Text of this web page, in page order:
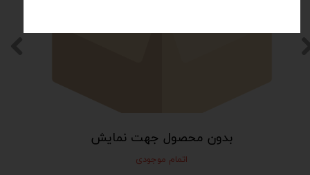
بدون محصول جهت نمایش
اتمام موجودی